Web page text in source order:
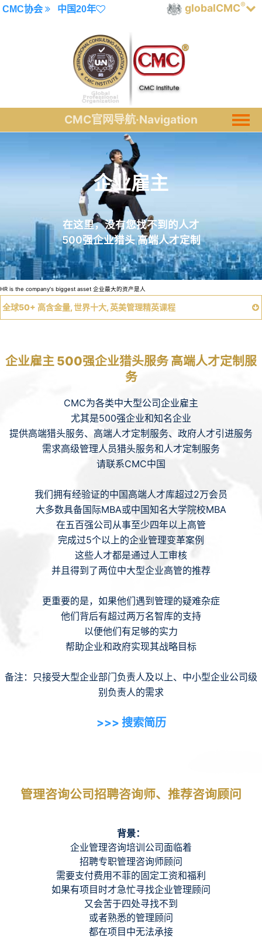
CMC协会 中国20年 globalCMC®
企业雇主
在这里，没有您找不到的人才
500强企业猎头 高端人才定制
HR is the company's biggest asset 企业最大的资产是人
全球50+ 高含金量, 世界十大, 英美管理精英课程
CMC短视频
CMC合伙人计划
管理咨询公司
企业雇主 500强企业猎头服务 高端人才定制服
务
CMC为各类中大型公司企业雇主
尤其是500强企业和知名企业
提供高端猎头服务、高端人才定制服务、政府人才引进服务
需求高级管理人员猎头服务和人才定制服务
请联系CMC中国
我们拥有经验证的中国高端人才库超过2万会员
大多数具备国际MBA或中国知名大学院校MBA
在五百强公司从事至少四年以上高管
完成过5个以上的企业管理变革案例
这些人才都是通过人工审核
并且得到了两位中大型企业高管的推荐
更重要的是，如果他们遇到管理的疑难杂症
他们背后有超过两万名智库的支持
以便他们有足够的实力
帮助企业和政府实现其战略目标
备注：只接受大型企业部门负责人及以上、中小型企业公司级
别负责人的需求
>>> 搜索简历
管理咨询公司招聘咨询师、推荐咨询顾问
背景：
企业管理咨询培训公司面临着
招聘专职管理咨询师顾问
需要支付费用不菲的固定工资和福利
如果有项目时才急忙寻找企业管理顾问
又会苦于四处寻找不到
或者熟悉的管理顾问
都在项目中无法承接